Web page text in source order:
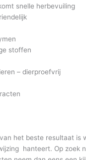
snelle herbevuiling
stoffen
– dierproefvrij
het beste resultaat is
hanteert. Op zoek